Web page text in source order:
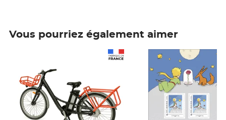
Vous pourriez également aimer
Prix 7,50€